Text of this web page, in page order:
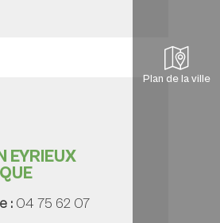
Plan de la ville
EYRIEUX
: 04 75 62 07